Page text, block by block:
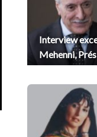
Interview
Mehenni,